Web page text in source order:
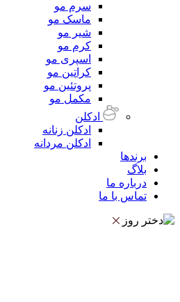
سرم مو
ماسک مو
شیر مو
کرم مو
اسپری مو
کراتین مو
پروتئین مو
مکمل مو
ادکلن
ادکلن زنانه
ادکلن مردانه
برندها
بلاگ
درباره ما
تماس با ما